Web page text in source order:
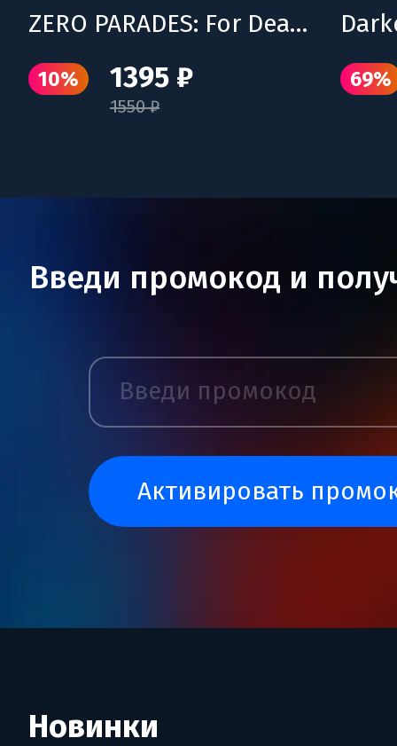
ZERO PARADES: For Dead Spies
10% 1395 ₽
1550 ₽
69%
Введи промокод и
активировать
Новинки